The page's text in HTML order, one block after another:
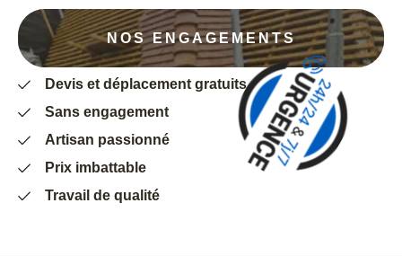
NOS ENGAGEMENTS
Devis et déplacement gratuits
Sans engagement
Artisan passionné
Prix imbattable
Travail de qualité